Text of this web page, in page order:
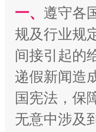
习近平的博鳌
一、 遵守各
规及行业规
间接引起的
递假新闻造
国宪法，保
无意中涉及